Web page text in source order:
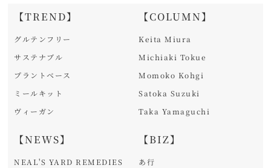
【TREND】
グルテンフリー
サステナブル
プラントベース
ミールキット
ヴィーガン
【NEWS】
NEAL'S YARD REMEDIES
【COLUMN】
Keita Miura
Michiaki Tokue
Momoko Kohgi
Satoka Suzuki
Taka Yamaguchi
【BIZ】
あ行